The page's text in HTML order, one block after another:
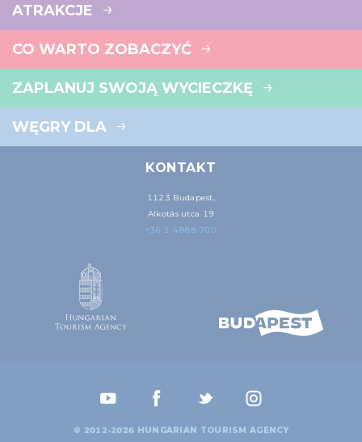
ATRAKCJE
CO WARTO ZOBACZYĆ
ZAPLANUJ SWOJĄ WYCIECZKĘ
WĘGRY DLA
KONTAKT
1123 Budapest,
Alkotás utca 19
+36 1 4888 700
© 2012-2026 HUNGARIAN TOURISM AGENCY